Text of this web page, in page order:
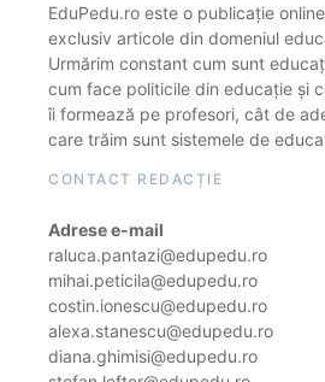
EduPedu.ro este o publicație
exclusiv articole din domeniul
Urmărim constant cum sunt
cum face politicile din educație și
îi formează pe profesori, cât de
care trăim sunt sistemele de
CONTACT REDACȚIE
Adrese e-mail
raluca.pantazi@edupedu.ro
mihai.peticila@edupedu.ro
costin.ionescu@edupedu.ro
alexa.stanescu@edupedu.ro
diana.ghimisi@edupedu.ro